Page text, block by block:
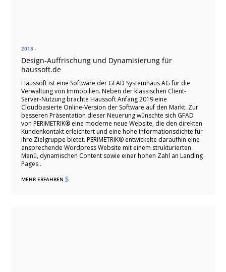
2018 -
Design-Auffrischung und Dynamisierung für
haussoft.de
Haussoft ist eine Software der GFAD Systemhaus AG für die
Verwaltung von Immobilien. Neben der klassischen Client-
Server-Nutzung brachte Haussoft Anfang 2019 eine
Cloudbasierte Online-Version der Software auf den Markt. Zur
besseren Präsentation dieser Neuerung wünschte sich GFAD
von PERIMETRIK® eine moderne neue Website, die den direkten
Kundenkontakt erleichtert und eine hohe Informationsdichte für
ihre Zielgruppe bietet. PERIMETRIK® entwickelte daraufhin eine
ansprechende Wordpress Website mit einem strukturierten
Menü, dynamischen Content sowie einer hohen Zahl an Landing
Pages .
MEHR ERFAHREN$